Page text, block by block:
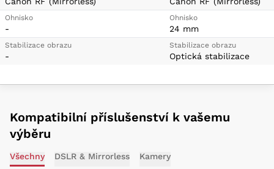
Ohnisko
-
Stabilizace obrazu
-
Ohnisko
24 mm
Stabilizace obrazu
Optická stabilizace
Kompatibilní příslušenství k vašemu
výběru
Všechny DSLR & Mirrorless Kamery